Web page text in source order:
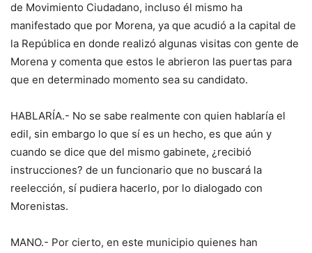
de Movimiento Ciudadano, incluso él mismo ha
manifestado que por Morena, ya que acudió a la capital de
la República en donde realizó algunas visitas con gente de
Morena y comenta que estos le abrieron las puertas para
que en determinado momento sea su candidato.
HABLARÍA.- No se sabe realmente con quien hablaría el
edil, sin embargo lo que sí es un hecho, es que aún y
cuando se dice que del mismo gabinete, ¿recibió
instrucciones? de un funcionario que no buscará la
reelección, sí pudiera hacerlo, por lo dialogado con
Morenistas.
MANO.- Por cierto, en este municipio quienes han